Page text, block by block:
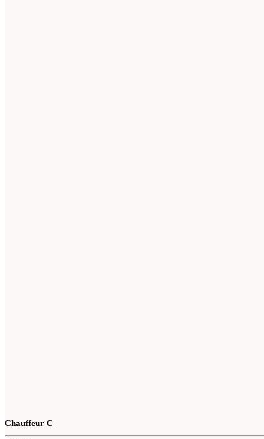
Chauffeur C